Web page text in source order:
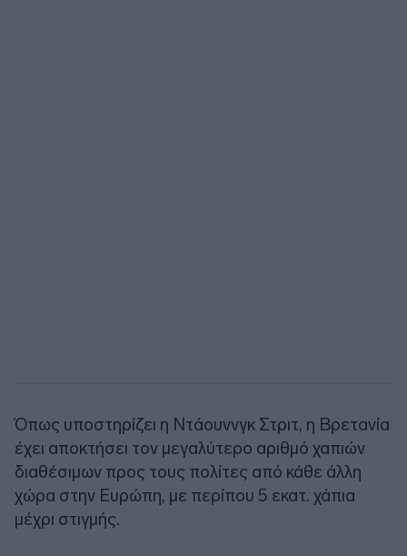
Όπως υποστηρίζει η Ντάουννγκ Στριτ, η Βρετανία
έχει αποκτήσει τον μεγαλύτερο αριθμό χαπιών
διαθέσιμων προς τους πολίτες από κάθε άλλη
χώρα στην Ευρώπη, με περίπου 5 εκατ. χάπια
μέχρι στιγμής.